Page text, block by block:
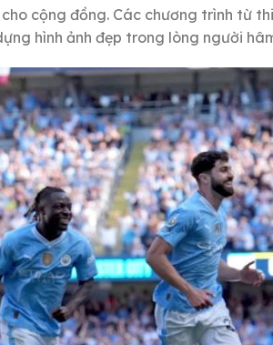
cộng đồng. Các chương trình từ
hình ảnh đẹp trong lòng người